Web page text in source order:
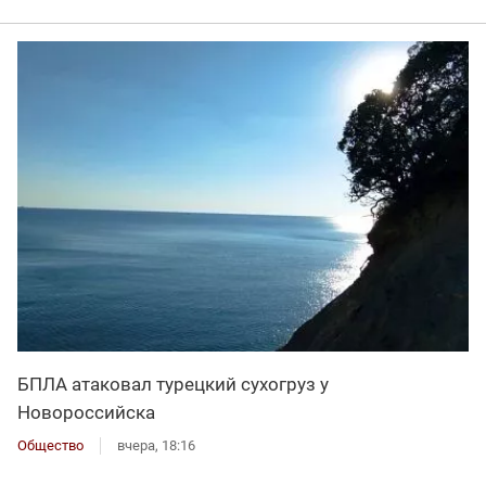
БПЛА атаковал турецкий сухогруз у
Новороссийска
Общество вчера, 18:16